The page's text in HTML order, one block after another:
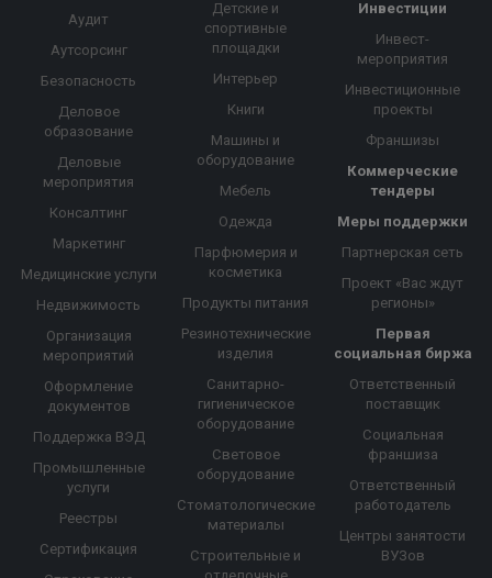
Аудит
Аутсорсинг
Безопасность
Деловое
образование
Деловые
мероприятия
Консалтинг
Маркетинг
Медицинские услуги
Недвижимость
Организация
мероприятий
Оформление
документов
Поддержка ВЭД
Промышленные
услуги
Реестры
Сертификация
Детские и
спортивные
площадки
Интерьер
Книги
Машины и
оборудование
Мебель
Одежда
Парфюмерия и
косметика
Продукты питания
Резинотехнические
изделия
Санитарно-
гигиеническое
оборудование
Световое
оборудование
Стоматологические
материалы
Строительные и
Инвестиции
Инвест-
мероприятия
Инвестиционные
проекты
Франшизы
Коммерческие
тендеры
Меры поддержки
Партнерская сеть
Проект «Вас ждут
регионы»
Первая
социальная биржа
Ответственный
поставщик
Социальная
франшиза
Ответственный
работодатель
Центры занятости
ВУЗов